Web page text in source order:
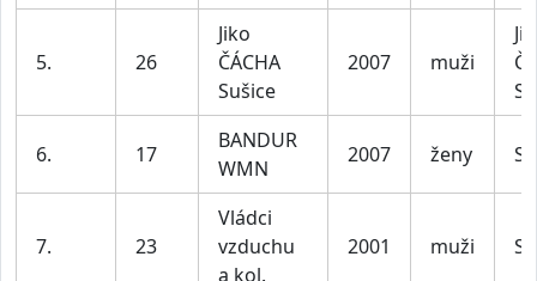
5. 26
Jiko
ČÁCHA
Sušice
2007 muži
6. 17
BANDUR
WMN
2007 ženy
7. 23
Vládci
vzduchu
a kol.
2001 muži